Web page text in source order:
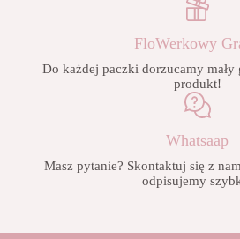
FloWerkowy
Do każdej paczki dorzucamy
produkt!
Whatsaap
Masz pytanie? Skontaktuj się z
odpisujemy